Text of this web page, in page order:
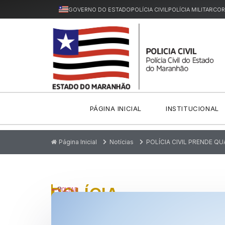
GOVERNO DO ESTADOPOLÍCIA CIVILPOLÍCIA MILITAR
PÁGINA INICIAL INSTITUCIONAL
Página Inicial Notícias POLÍCIA CIVIL PRENDE
P
POLÍCIA
VOLTAR